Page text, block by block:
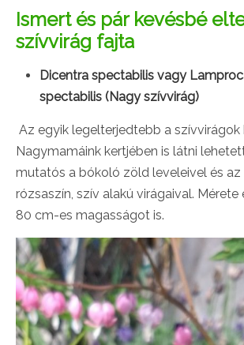
Ismert és pár kevésbé
szívvirág fajta
Dicentra spectabilis vagy
spectabilis (Nagy szívvirág)
Az egyik legelterjedtebb a szívvirágok
Nagymamáink kertjében is látni
mutatós a bókoló zöld leveleivel és az
rózsaszín, szív alakú virágaival. Mérete
80 cm-es magasságot is.